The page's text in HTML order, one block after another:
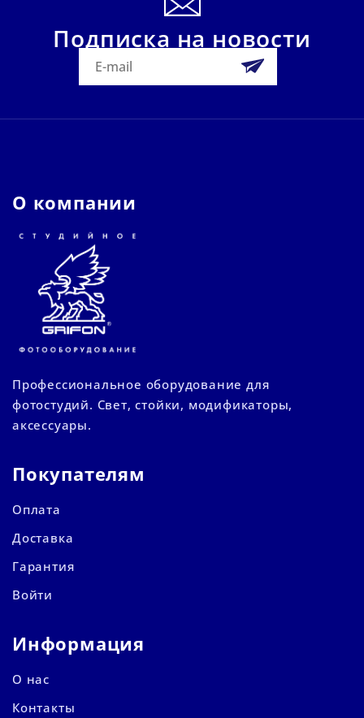
Подписка на новости
О компании
Профессиональное оборудование для
фотостудий. Свет, стойки, модификаторы,
аксессуары.
Покупателям
Оплата
Доставка
Гарантия
Войти
Информация
О нас
Контакты